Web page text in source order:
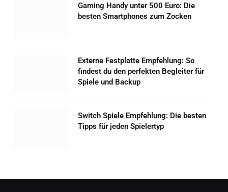
Gaming Handy unter 500 Euro: Die
besten Smartphones zum Zocken
Externe Festplatte Empfehlung: So
findest du den perfekten Begleiter für
Spiele und Backup
Switch Spiele Empfehlung: Die besten
Tipps für jeden Spielertyp